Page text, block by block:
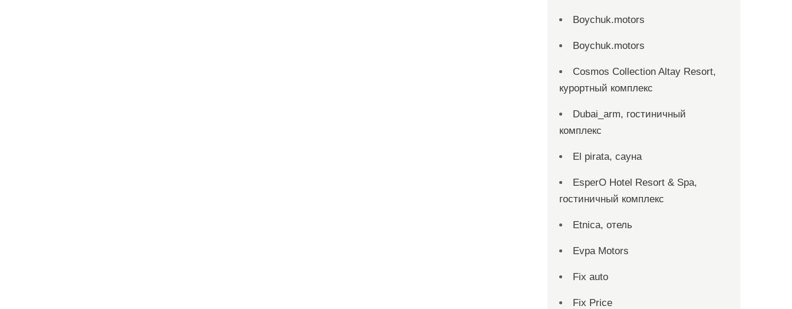
Boychuk.motors
Boychuk.motors
Cosmos Collection Altay Resort,
курортный комплекс
Dubai_arm, гостиничный
комплекс
El pirata, сауна
EsperO Hotel Resort & Spa,
гостиничный комплекс
Etnica, отель
Evpa Motors
Fix auto
Fix Price